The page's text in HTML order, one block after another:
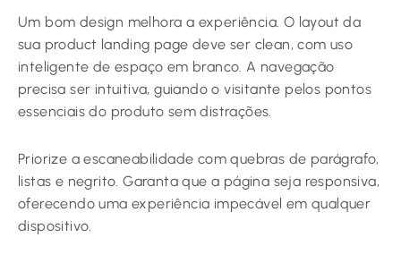
Um bom design melhora a experiência. O layout da
sua product landing page deve ser clean, com uso
inteligente de espaço em branco. A navegação
precisa ser intuitiva, guiando o visitante pelos pontos
essenciais do produto sem distrações.
Priorize a escaneabilidade com quebras de parágrafo,
listas e negrito. Garanta que a página seja responsiva,
oferecendo uma experiência impecável em qualquer
dispositivo.